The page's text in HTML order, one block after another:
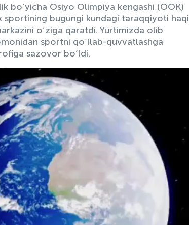
bo‘yicha Osiyo Olimpiya kengashi (OOK)
sportining bugungi kundagi taraqqiyoti
o‘ziga qaratdi. Yurtimizda olib
sportni qo‘llab-quvvatlashga
sazovor bo‘ldi.